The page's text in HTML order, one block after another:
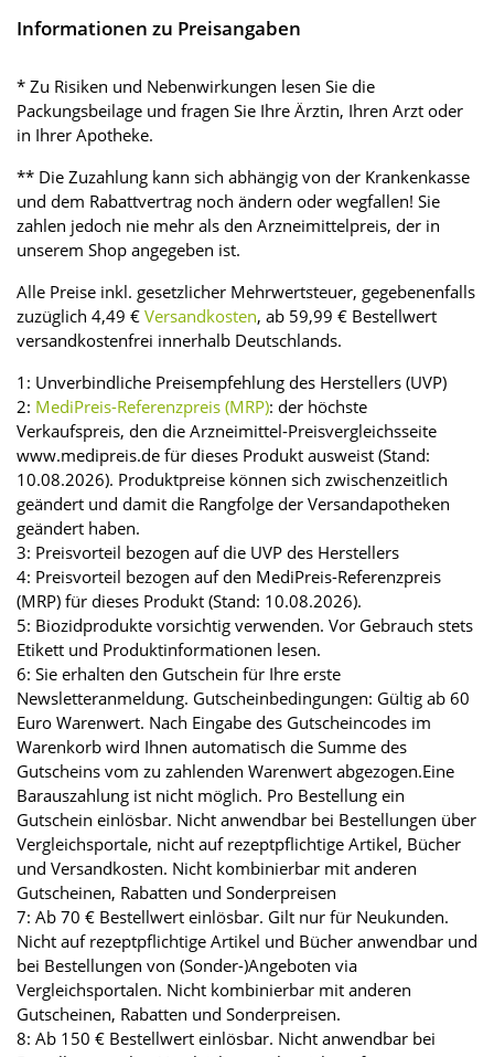
Informationen zu Preisangaben
* Zu Risiken und Nebenwirkungen lesen Sie die
Packungsbeilage und fragen Sie Ihre Ärztin, Ihren Arzt oder
in Ihrer Apotheke.
** Die Zuzahlung kann sich abhängig von der Krankenkasse
und dem Rabattvertrag noch ändern oder wegfallen! Sie
zahlen jedoch nie mehr als den Arzneimittelpreis, der in
unserem Shop angegeben ist.
Alle Preise inkl. gesetzlicher Mehrwertsteuer, gegebenenfalls
zuzüglich 4,49 € Versandkosten, ab 59,99 € Bestellwert
versandkostenfrei innerhalb Deutschlands.
1: Unverbindliche Preisempfehlung des Herstellers (UVP)
2: MediPreis-Referenzpreis (MRP): der höchste
Verkaufspreis, den die Arzneimittel-Preisvergleichsseite
www.medipreis.de für dieses Produkt ausweist (Stand:
10.08.2026). Produktpreise können sich zwischenzeitlich
geändert und damit die Rangfolge der Versandapotheken
geändert haben.
3: Preisvorteil bezogen auf die UVP des Herstellers
4: Preisvorteil bezogen auf den MediPreis-Referenzpreis
(MRP) für dieses Produkt (Stand: 10.08.2026).
5: Biozidprodukte vorsichtig verwenden. Vor Gebrauch stets
Etikett und Produktinformationen lesen.
6: Sie erhalten den Gutschein für Ihre erste
Newsletteranmeldung. Gutscheinbedingungen: Gültig ab 60
Euro Warenwert. Nach Eingabe des Gutscheincodes im
Warenkorb wird Ihnen automatisch die Summe des
Gutscheins vom zu zahlenden Warenwert abgezogen.Eine
Barauszahlung ist nicht möglich. Pro Bestellung ein
Gutschein einlösbar. Nicht anwendbar bei Bestellungen über
Vergleichsportale, nicht auf rezeptpflichtige Artikel, Bücher
und Versandkosten. Nicht kombinierbar mit anderen
Gutscheinen, Rabatten und Sonderpreisen
7: Ab 70 € Bestellwert einlösbar. Gilt nur für Neukunden.
Nicht auf rezeptpflichtige Artikel und Bücher anwendbar und
bei Bestellungen von (Sonder-)Angeboten via
Vergleichsportalen. Nicht kombinierbar mit anderen
Gutscheinen, Rabatten und Sonderpreisen.
8: Ab 150 € Bestellwert einlösbar. Nicht anwendbar bei